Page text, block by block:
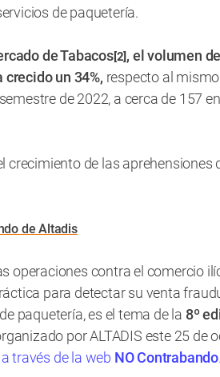
de paquetería.
de Tabacos[2], el volumen
un 34%, respecto al
de 2022, a cerca de 157
de las aprehensiones
de Altadis
operaciones contra el comercio
para detectar su venta
paquetería, es el tema de la 8º
por ALTADIS este 25 de
través de la web NO Contrabando.